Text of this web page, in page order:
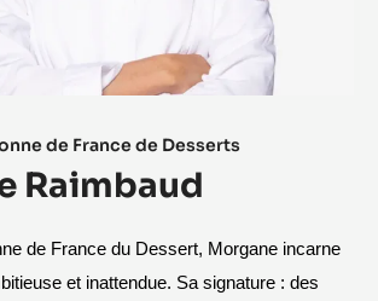
de France de Desserts​
Raimbaud
de France du Dessert, Morgane incarne
et inattendue. Sa signature : des